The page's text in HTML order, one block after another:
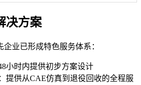
决方案
业已形成特色服务体系：
小时内提供初步方案设计
：提供从CAE仿真到退役回收的全程服